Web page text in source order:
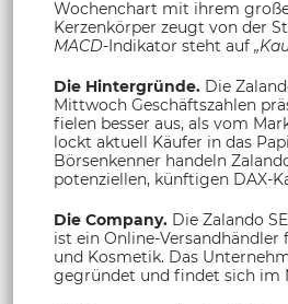
Wochenchart mit ihrem
Kerzenkörper zeugt von der
MACD-Indikator steht auf
Die Hintergründe. Die
Mittwoch Geschäftszahlen
fielen besser aus, als vom
lockt aktuell Käufer in das
Börsenkenner handeln
potenziellen, künftigen DAX-
Die Company. Die Zalando
ist ein Online-Versandhändler
und Kosmetik. Das
gegründet und findet sich im